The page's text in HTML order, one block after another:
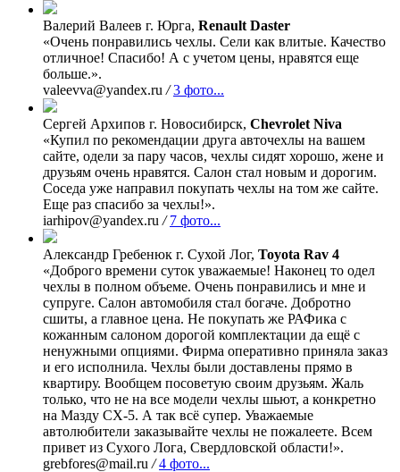
Валерий Валеев г. Юрга, Renault Daster
«Очень понравились чехлы. Сели как влитые. Качество
отличное! Спасибо! А с учетом цены, нравятся еще
больше.».
valeevva@yandex.ru / 3 фото...
Сергей Архипов г. Новосибирск, Chevrolet Niva
«Купил по рекомендации друга авточехлы на вашем
сайте, одели за пару часов, чехлы сидят хорошо, жене и
друзьям очень нравятся. Салон стал новым и дорогим.
Соседа уже направил покупать чехлы на том же сайте.
Еще раз спасибо за чехлы!».
iarhipov@yandex.ru / 7 фото...
Александр Гребенюк г. Сухой Лог, Toyota Rav 4
«Доброго времени суток уважаемые! Наконец то одел
чехлы в полном объеме. Очень понравились и мне и
супруге. Салон автомобиля стал богаче. Добротно
сшиты, а главное цена. Не покупать же РАФика с
кожанным салоном дорогой комплектации да ещё с
ненужными опциями. Фирма оперативно приняла заказ
и его исполнила. Чехлы были доставлены прямо в
квартиру. Вообщем посоветую своим друзьям. Жаль
только, что не на все модели чехлы шьют, а конкретно
на Мазду СХ-5. А так всё супер. Уважаемые
автолюбители заказывайте чехлы не пожалеете. Всем
привет из Сухого Лога, Свердловской области!».
grebfores@mail.ru / 4 фото...